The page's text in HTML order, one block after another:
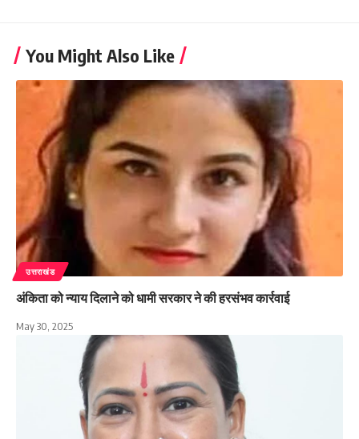
You Might Also Like
उत्तराखंड
अंकिता को न्याय दिलाने को धामी सरकार ने की हरसंभव कार्रवाई
May 30, 2025